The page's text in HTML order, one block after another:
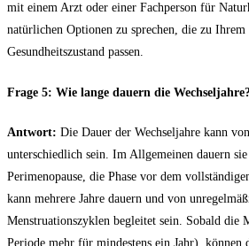
mit einem Arzt oder einer ‍Fachperson für
‍natürlichen Optionen zu sprechen, die zu
Gesundheitszustand passen.
Frage 5: Wie lange dauern die⁣
Antwort: Die Dauer der Wechseljahre kann
unterschiedlich sein. Im Allgemeinen dauern
Perimenopause, die Phase⁢ vor dem
kann mehrere ​Jahre dauern​ und von
Menstruationszyklen begleitet sein. Sobald die
⁤Periode mehr für ⁤mindestens ein Jahr), können